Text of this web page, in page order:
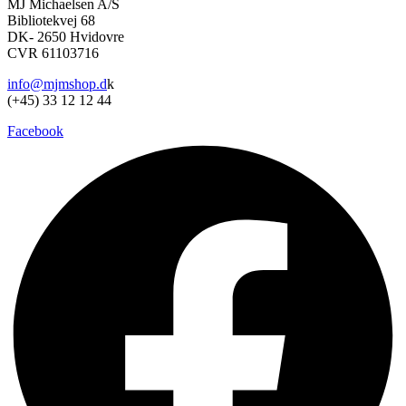
MJ Michaelsen A/S
Bibliotekvej 68
DK- 2650 Hvidovre
CVR 61103716
info@mjmshop.dk
(+45) 33 12 12 44
Facebook